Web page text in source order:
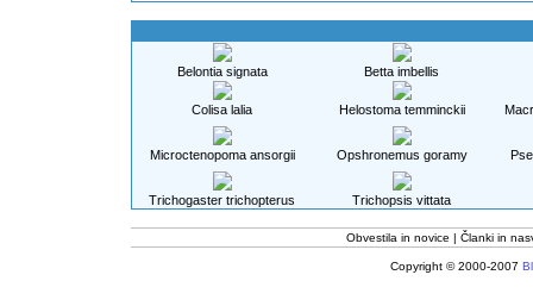
Belontia signata Betta imbellis
Colisa lalia Helostoma temminckii
Microctenopoma ansorgii Opshronemus goramy
Trichogaster trichopterus Trichopsis vittata
Obvestila in novice Članki in
Copyright © 2000-2007